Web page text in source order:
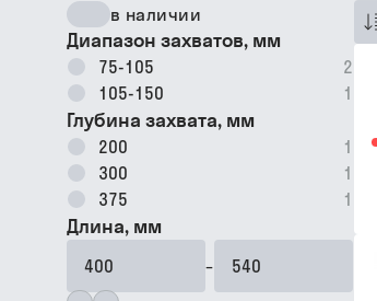
в наличии
Диапазон захватов, мм
75-105
2
105-150
1
Глубина захвата, мм
200
1
300
1
375
1
Длина, мм
–